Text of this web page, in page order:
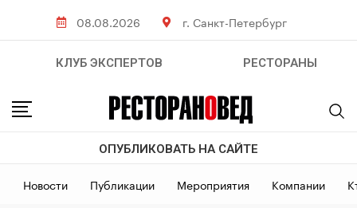
08.08.2026 г. Санкт-Петербург
КЛУБ ЭКСПЕРТОВ РЕСТОРАНЫ
ОПУБЛИКОВАТЬ НА САЙТЕ
Новости Публикации Мероприятия Компании